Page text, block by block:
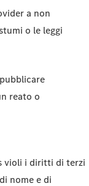
a non
o le leggi
reato o
violi i diritti di terzi
nome e di